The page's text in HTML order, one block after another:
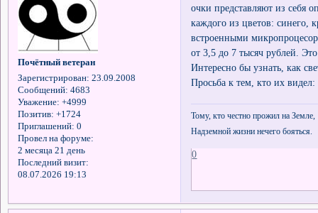
Почётный ветеран
Зарегистрирован: 23.09.2008
Сообщений: 4683
Уважение: +4999
Позитив: +1724
Приглашений: 0
Провел на форуме:
2 месяца 21 день
Последний визит:
08.07.2026 19:13
очки представляют из себя
каждого из цветов: синего,
встроенными
от 3,5 до 7 тысяч рублей.
Интересно бы узнать, как
Просьба к тем, кто их
Тому, кто честно прожил на Земле,
Надземной жизни нечего бояться.
0